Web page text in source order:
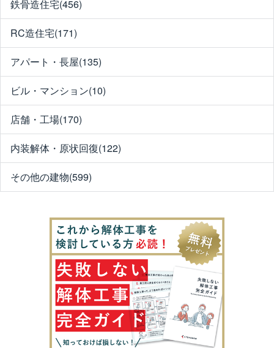
鉄骨造住宅(456)
RC造住宅(171)
アパート・長屋(135)
ビル・マンション(10)
店舗・工場(170)
内装解体・原状回復(122)
その他の建物(599)